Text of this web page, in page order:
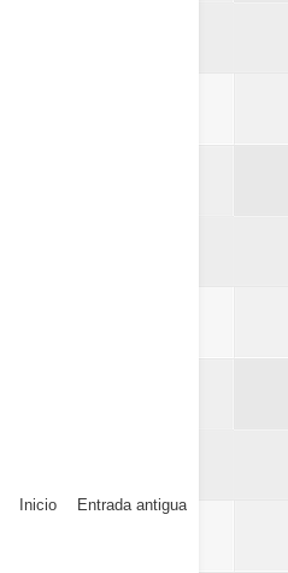
Entrada antigua
Inicio